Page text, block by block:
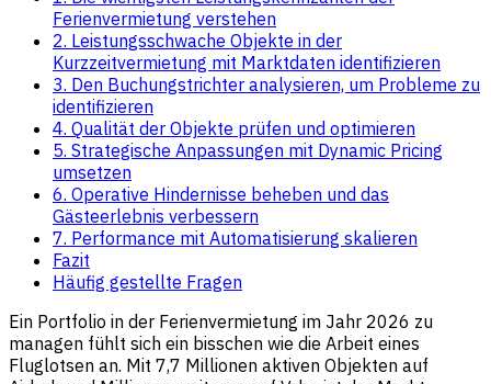
Ferienvermietung verstehen
2. Leistungsschwache Objekte in der
Kurzzeitvermietung mit Marktdaten identifizieren
3. Den Buchungstrichter analysieren, um Probleme zu
identifizieren
4. Qualität der Objekte prüfen und optimieren
5. Strategische Anpassungen mit Dynamic Pricing
umsetzen
6. Operative Hindernisse beheben und das
Gästeerlebnis verbessern
7. Performance mit Automatisierung skalieren
Fazit
Häufig gestellte Fragen
Ein Portfolio in der Ferienvermietung im Jahr 2026 zu
managen fühlt sich ein bisschen wie die Arbeit eines
Fluglotsen an. Mit 7,7 Millionen aktiven Objekten auf